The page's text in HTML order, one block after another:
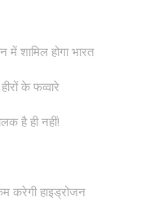
शामिल होगा भारत
के फव्वारे
है ही नहीं!
करेगी हाइड्रोजन